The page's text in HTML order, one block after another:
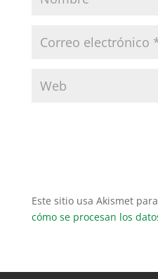
Este sitio usa Akismet
cómo se procesan los